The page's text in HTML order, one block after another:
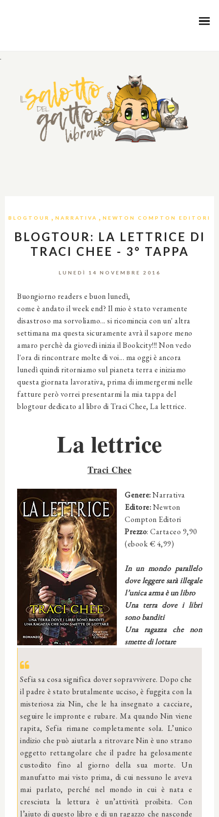
.
BLOGTOUR , NARRATIVA , NEWTON COMPTON EDITORI
BLOGTOUR: LA LETTRICE DI
TRACI CHEE - 3° TAPPA
LUNEDÌ 14 NOVEMBRE 2016
Buongiorno readers e buon lunedì,
come è andato il week end? Il mio è stato veramente
disastroso ma sorvoliamo... si ricomincia con un' altra
settimana ma questa sicuramente avrà il sapore meno
amaro perchè da giovedì inizia il Bookcity!!! Non vedo
l'ora di rincontrare molte di voi... ma oggi è ancora
lunedì quindi ritorniamo sul pianeta terra e iniziamo
questa giornata lavorativa, prima di immergermi nelle
fatture però vorrei presentarmi la mia tappa del
blogtour dedicato al libro di Traci Chee, La lettrice.
La lettrice
Traci Chee
Genere:Narrativa
Editore:Newton
Compton Editori
Prezzo: Cartaceo 9,90
(ebook € 4,99)
In un mondo parallelo
dove leggere sarà illegale
l’unica arma è un libro
Una terra dove i libri
sono banditi
Una ragazza che non
smette di lottare
Sefia sa cosa significa dover sopravvivere. Dopo che
il padre è stato brutalmente ucciso, è fuggita con la
misteriosa zia Nin, che le ha insegnato a cacciare,
seguire le impronte e rubare. Ma quando Nin viene
rapita, Sefia rimane completamente sola. L’unico
indizio che può aiutarla a ritrovare Nin è uno strano
oggetto rettangolare che il padre ha gelosamente
custodito fino al giorno della sua morte. Un
manufatto mai visto prima, di cui nessuno le aveva
mai parlato, perché nel mondo in cui è nata e
cresciuta la lettura è un’attività proibita. Con
l’aiuto di questo libro e di un ragazzo che nasconde